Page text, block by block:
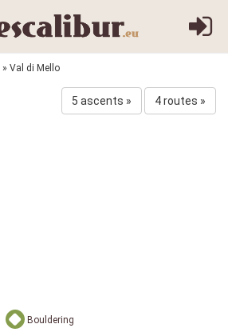
» Val di Mello
5 ascents » 4 routes »
Bouldering